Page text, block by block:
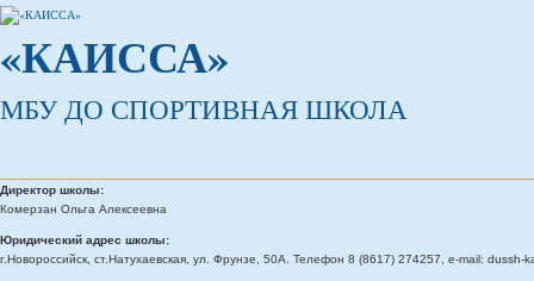
«КАИССА»
МБУ ДО СПОРТИВНАЯ ШКОЛА
Директор школы:
Комерзан Ольга Алексеевна
Юридический адрес школы:
г.Новороссийск, ст.Натухаевская, ул. Фрунзе, 50А. Телефон 8 (8617) 274257, e-mail: dussh-